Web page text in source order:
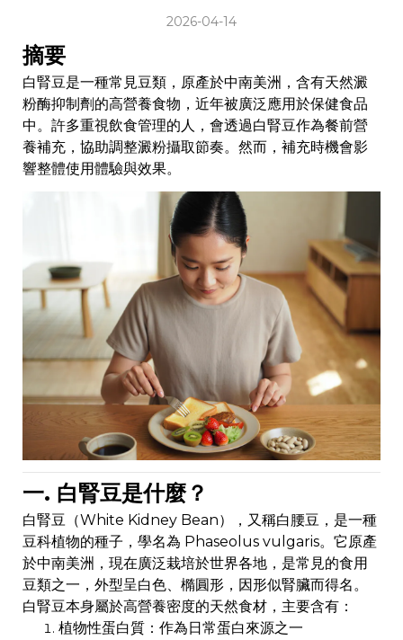
2026-04-14
摘要
白腎豆是一種常見豆類，原產於中南美洲，含有天然澱
粉酶抑制劑的高營養食物，近年被廣泛應用於保健食品
中。許多重視飲食管理的人，會透過白腎豆作為餐前營
養補充，協助調整澱粉攝取節奏。然而，補充時機會影
響整體使用體驗與效果。
一. 白腎豆是什麼？
白腎豆（White Kidney Bean），又稱白腰豆，是一種
豆科植物的種子，學名為 Phaseolus vulgaris。它原產
於中南美洲，現在廣泛栽培於世界各地，是常見的食用
豆類之一，外型呈白色、橢圓形，因形似腎臟而得名。
白腎豆本身屬於高營養密度的天然食材，主要含有：
植物性蛋白質：作為日常蛋白來源之一